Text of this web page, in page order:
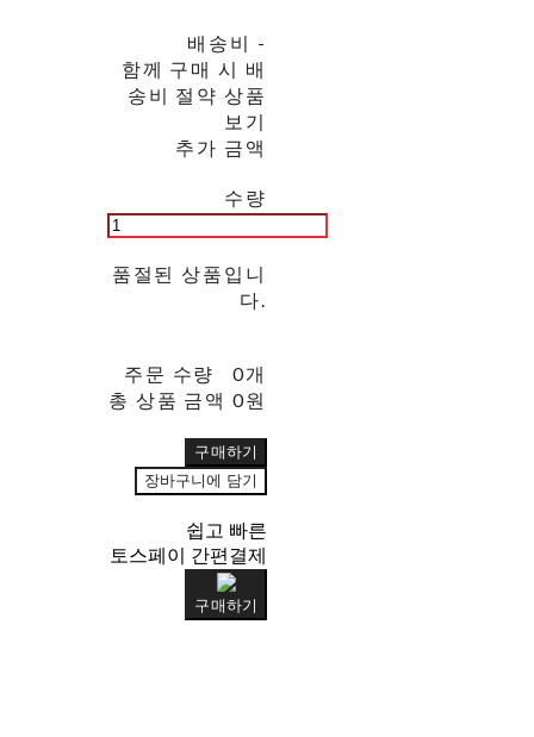
배송비 -
함께 구매 시 배
송비 절약 상품
보기
추가 금액
수량
품절된 상품입니
다.
주문 수량
0개
총 상품 금액 0원
구매하기
장바구니에 담기
쉽고 빠른
토스페이 간편결제
구매하기